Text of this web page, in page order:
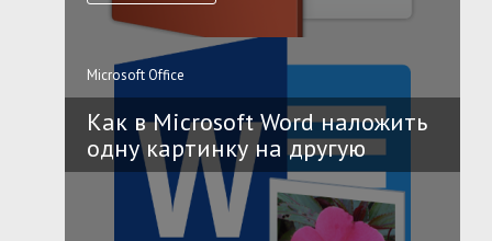
Microsoft Office
Как в Microsoft Word наложить
одну картинку на другую